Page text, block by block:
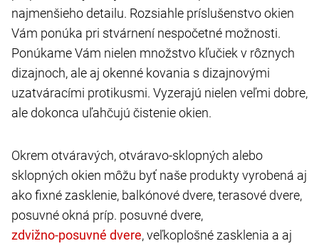
najmenšieho detailu. Rozsiahle príslušenstvo okien
Vám ponúka pri stvárnení nespočetné možnosti.
Ponúkame Vám nielen množstvo kľučiek v rôznych
dizajnoch, ale aj okenné kovania s dizajnovými
uzatváracími protikusmi. Vyzerajú nielen veľmi dobre,
ale dokonca uľahčujú čistenie okien.
Okrem otváravých, otváravo-sklopných alebo
sklopných okien môžu byť naše produkty vyrobená aj
ako fixné zasklenie, balkónové dvere, terasové dvere,
posuvné okná príp. posuvné dvere,
, veľkoplošné zasklenia a aj